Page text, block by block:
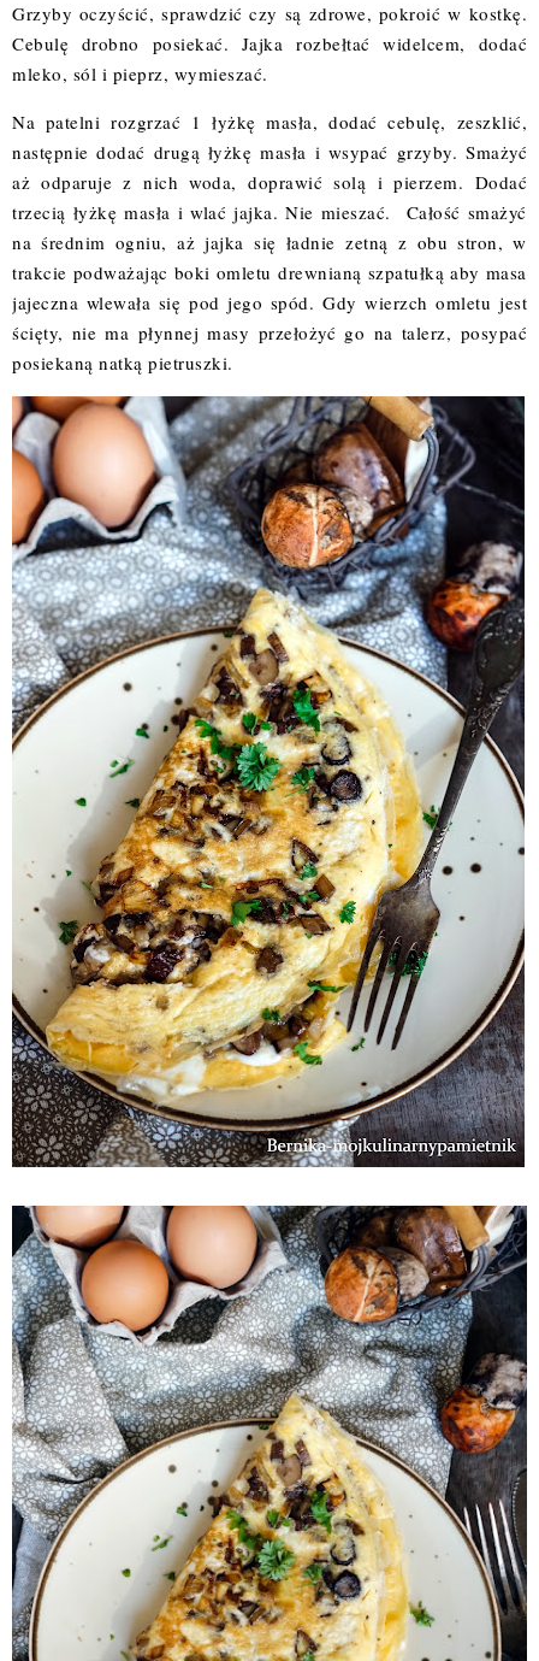
Grzyby oczyścić, sprawdzić czy są zdrowe, pokroić w kostkę.
Cebulę drobno posiekać. Jajka rozbełtać widelcem, dodać
mleko, sól i pieprz, wymieszać.
Na patelni rozgrzać 1 łyżkę masła, dodać cebulę, zeszklić,
następnie dodać drugą łyżkę masła i wsypać grzyby. Smażyć
aż odparuje z nich woda, doprawić solą i pierzem. Dodać
trzecią łyżkę masła i wlać jajka. Nie mieszać. Całość smażyć
na średnim ogniu, aż jajka się ładnie zetną z obu stron, w
trakcie podważając boki omletu drewnianą szpatułką aby masa
jajeczna wlewała się pod jego spód. Gdy wierzch omletu jest
ścięty, nie ma płynnej masy przełożyć go na talerz, posypać
posiekaną natką pietruszki.